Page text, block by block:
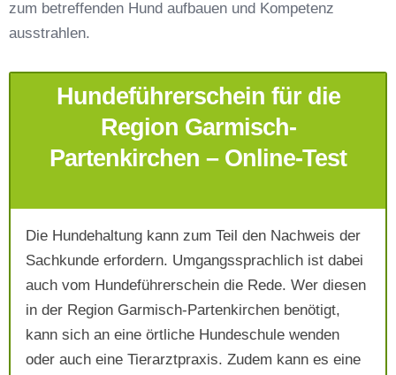
Telefonnummer*
Mit Absenden der Daten akzeptiere ich die
AGB`s.
Absenden
zum betreffenden Hund aufbauen und Kompetenz
ausstrahlen.
Hundeführerschein für die
Region Garmisch-
Partenkirchen – Online-Test
Die Hundehaltung kann zum Teil den Nachweis der
Sachkunde erfordern. Umgangssprachlich ist dabei
auch vom Hundeführerschein die Rede. Wer diesen
in der Region Garmisch-Partenkirchen benötigt,
kann sich an eine örtliche Hundeschule wenden
oder auch eine Tierarztpraxis. Zudem kann es eine